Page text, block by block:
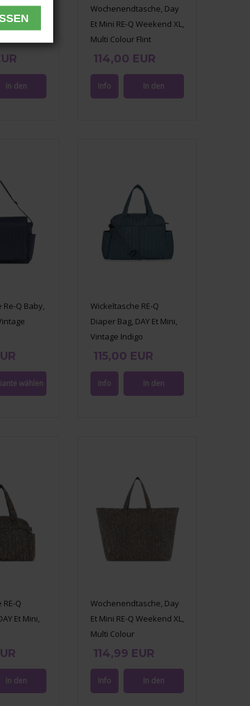
Q
Et Mini,
Wochenendtasche, Day
Et Mini RE-Q Weekend XL,
Multi Colour Flint
114,00 EUR
Q Baby,
Wickeltasche RE-Q
Diaper Bag, DAY Et Mini,
Vintage Indigo
115,00 EUR
Q
Et Mini,
Wochenendtasche, Day
Et Mini RE-Q Weekend XL,
Multi Colour
114,99 EUR